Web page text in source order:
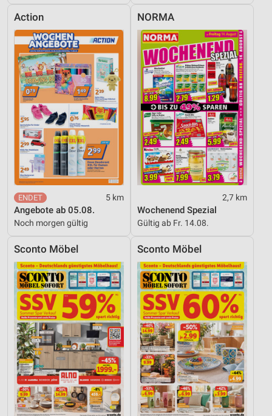
Action
5 km
Angebote ab 05.08.
Noch morgen gültig
NORMA
2,7 km
Wochenend Spezial
Gültig ab Fr. 14.08.
Sconto Möbel Sconto Möbel